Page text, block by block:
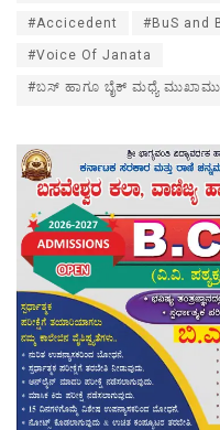
#Accicedent #BuS and
#Voice Of Janata
#ಬಸ್ ಹಾಗೂ ಬೈಕ್ ಮಧ್ಯೆ